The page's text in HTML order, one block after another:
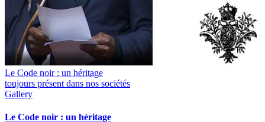
Le Code noir : un héritage
toujours présent dans nos sociétés
Gallery
Le Code noir : un héritage